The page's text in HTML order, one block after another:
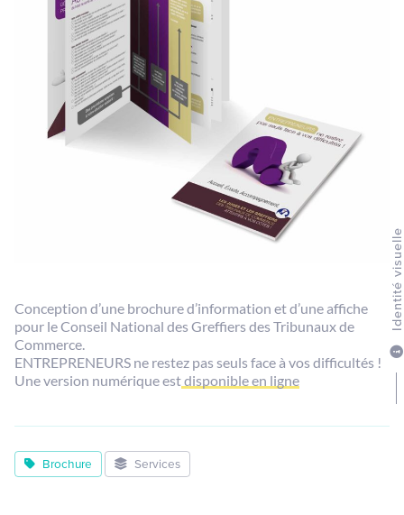
Conception d’une brochure d’information et d’une affiche
pour le Conseil National des Greffiers des Tribunaux de
Commerce.
ENTREPRENEURS ne restez pas seuls face à vos difficultés !
Une version numérique estdisponible en ligne
Brochure Services